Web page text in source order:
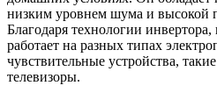
низким уровнем шума и высокой
Благодаря технологии
работает на разных типах
чувствительные устройства,
телевизоры.